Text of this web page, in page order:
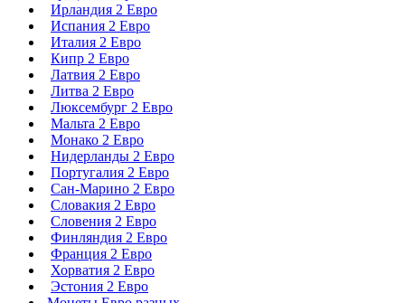
Ирландия 2 Евро
Испания 2 Евро
Италия 2 Евро
Кипр 2 Евро
Латвия 2 Евро
Литва 2 Евро
Люксембург 2 Евро
Мальта 2 Евро
Монако 2 Евро
Нидерланды 2 Евро
Португалия 2 Евро
Сан-Марино 2 Евро
Словакия 2 Евро
Словения 2 Евро
Финляндия 2 Евро
Франция 2 Евро
Хорватия 2 Евро
Эстония 2 Евро